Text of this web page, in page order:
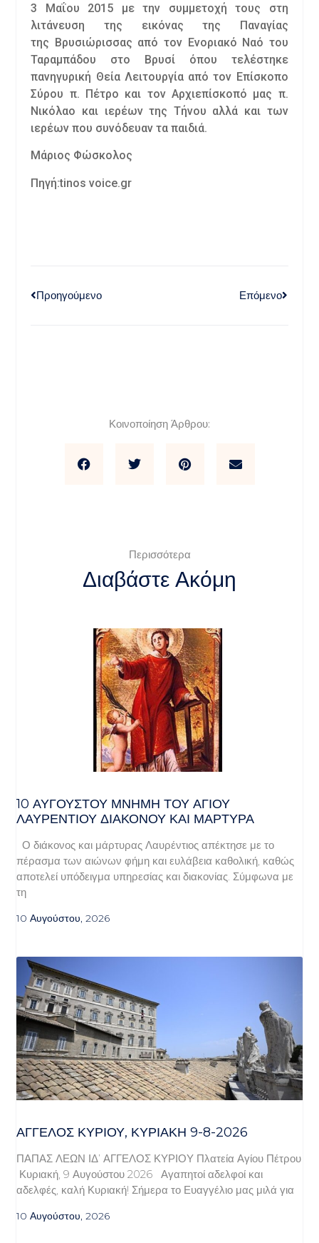
3 Μαΐου 2015 με την συμμετοχή τους στη
λιτάνευση της εικόνας της Παναγίας
της Βρυσιώρισσας από τον Ενοριακό Ναό του
Ταραμπάδου στο Βρυσί όπου τελέστηκε
πανηγυρική Θεία Λειτουργία από τον Επίσκοπο
Σύρου π. Πέτρο και τον Αρχιεπίσκοπό μας π.
Νικόλαο και ιερέων της Τήνου αλλά και των
ιερέων που συνόδευαν τα παιδιά.
Μάριος Φώσκολος
Πηγή:tinos voice.gr
Προηγούμενο Επόμενο
Κοινοποίηση Άρθρου:
Περισσότερα
Διαβάστε Ακόμη
10 ΑΥΓΟΥΣΤΟΥ ΜΝΗΜΗ ΤΟΥ ΑΓΙΟΥ
ΛΑΥΡΕΝΤΙΟΥ ΔΙΑΚΟΝΟΥ ΚΑΙ ΜΑΡΤΥΡΑ
Ο διάκονος και μάρτυρας Λαυρέντιος απέκτησε με το
πέρασμα των αιώνων φήμη και ευλάβεια καθολική, καθώς
αποτελεί υπόδειγμα υπηρεσίας και διακονίας. Σύμφωνα με
τη
10 Αυγούστου, 2026
ΆΓΓΕΛΟΣ ΚΥΡΊΟΥ, ΚΥΡΙΑΚΉ 9-8-2026
ΠΑΠΑΣ ΛΕΩΝ ΙΔ’ ΑΓΓΕΛΟΣ ΚΥΡΙΟΥ Πλατεία Αγίου Πέτρου
Κυριακή, 9 Αυγούστου 2026 Αγαπητοί αδελφοί και
αδελφές, καλή Κυριακή! Σήμερα το Ευαγγέλιο μας μιλά για
10 Αυγούστου, 2026